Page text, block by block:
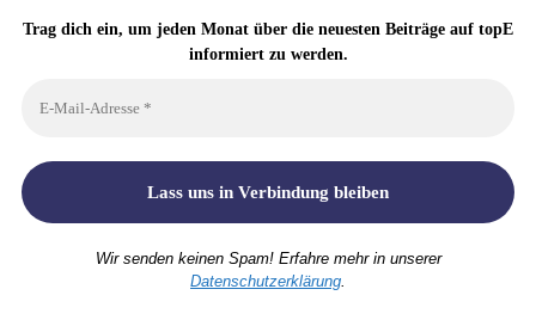
Trag dich ein, um jeden Monat über die neuesten Beiträge auf topE
informiert zu werden.
Wir senden keinen Spam! Erfahre mehr in unserer
Datenschutzerklärung.